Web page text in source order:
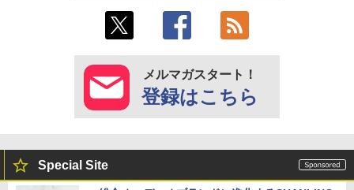
メルマガスタート！
登録はこちら
Special Site